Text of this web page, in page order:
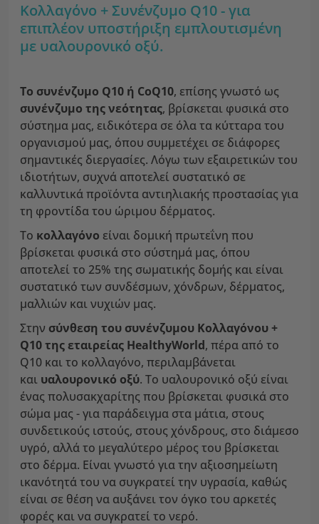
Κολλαγόνο + Συνένζυμο Q10 - για
επιπλέον υποστήριξη εμπλουτισμένη
με υαλουρονικό οξύ.
Το συνένζυμο Q10 ή CoQ10, επίσης γνωστό ως
συνένζυμο της νεότητας, βρίσκεται φυσικά στο
σύστημα μας, ειδικότερα σε όλα τα κύτταρα του
οργανισμού μας, όπου συμμετέχει σε διάφορες
σημαντικές διεργασίες. Λόγω των εξαιρετικών του
ιδιοτήτων, συχνά αποτελεί συστατικό σε
καλλυντικά προϊόντα αντιηλιακής προστασίας για
τη φροντίδα του ώριμου δέρματος.
Το κολλαγόνο είναι δομική πρωτεΐνη που
βρίσκεται φυσικά στο σύστημά μας, όπου
αποτελεί το 25% της σωματικής δομής και είναι
συστατικό των συνδέσμων, χόνδρων, δέρματος,
μαλλιών και νυχιών μας.
Στην σύνθεση του συνένζυμου Κολλαγόνου +
Q10 της εταιρείας HealthyWorld, πέρα από το
Q10 και το κολλαγόνο, περιλαμβάνεται
και υαλουρονικό οξύ. Το υαλουρονικό οξύ είναι
ένας πολυσακχαρίτης που βρίσκεται φυσικά στο
σώμα μας - για παράδειγμα στα μάτια, στους
συνδετικούς ιστούς, στους χόνδρους, στο διάμεσο
υγρό, αλλά το μεγαλύτερο μέρος του βρίσκεται
στο δέρμα. Είναι γνωστό για την αξιοσημείωτη
ικανότητά του να συγκρατεί την υγρασία, καθώς
είναι σε θέση να αυξάνει τον όγκο του αρκετές
φορές και να συγκρατεί το νερό.